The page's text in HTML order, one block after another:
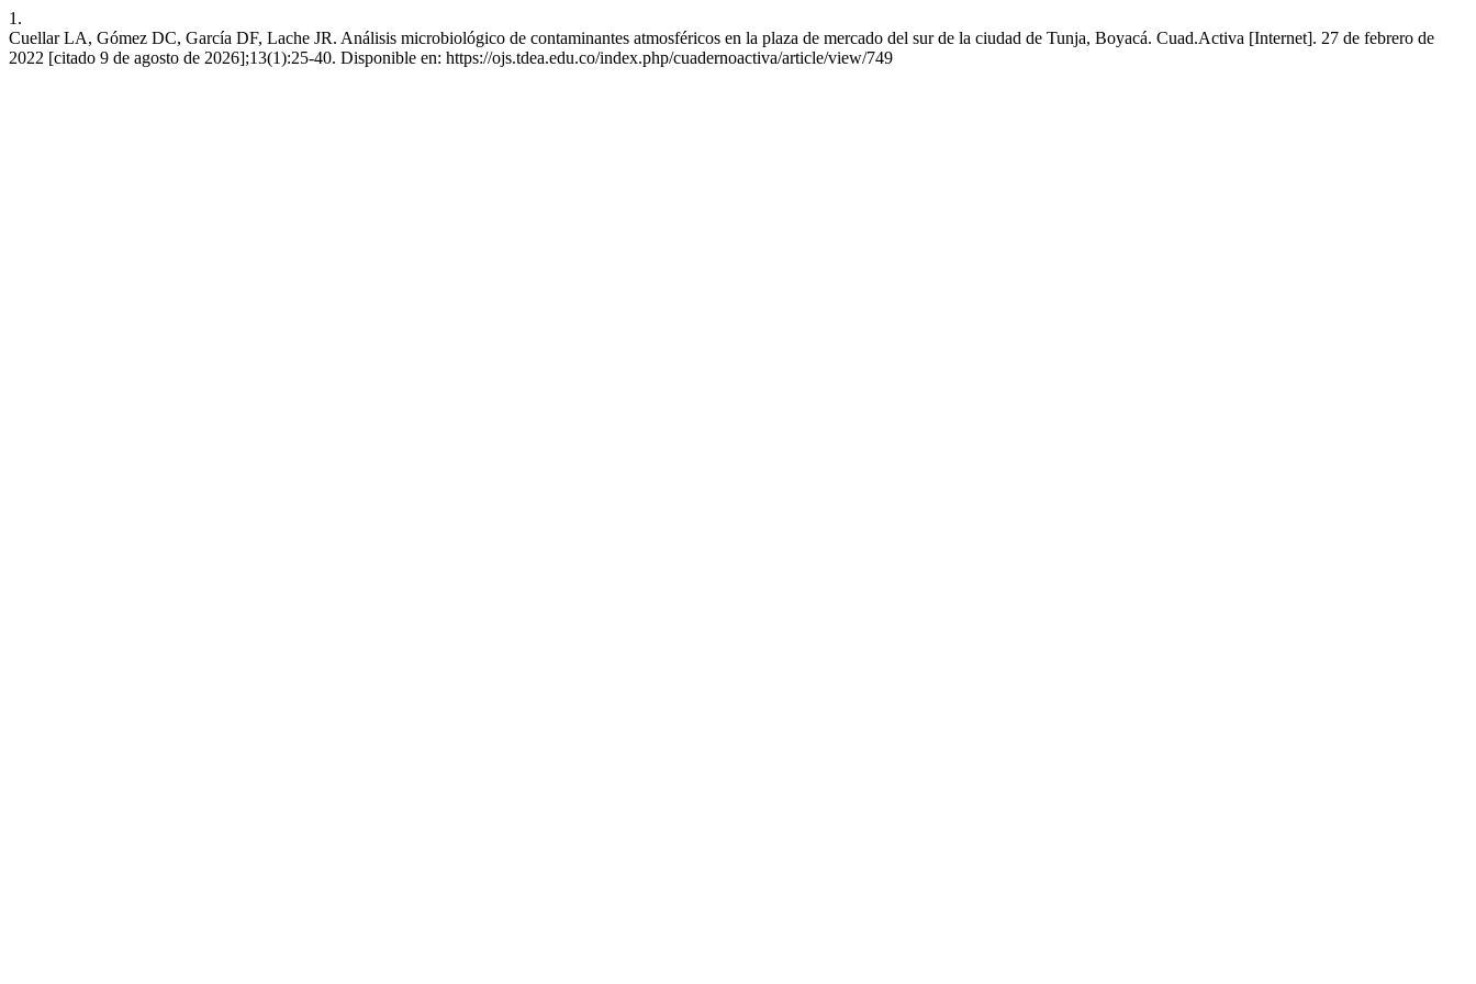
1.
Cuellar LA, Gómez DC, García DF, Lache JR. Análisis microbiológico de contaminantes atmosféricos en la plaza de mercado del sur de la ciudad de Tunja, Boyacá. Cuad.Activa [Internet]. 27 de febrero de
2022 [citado 9 de agosto de 2026];13(1):25-40. Disponible en: https://ojs.tdea.edu.co/index.php/cuadernoactiva/article/view/749